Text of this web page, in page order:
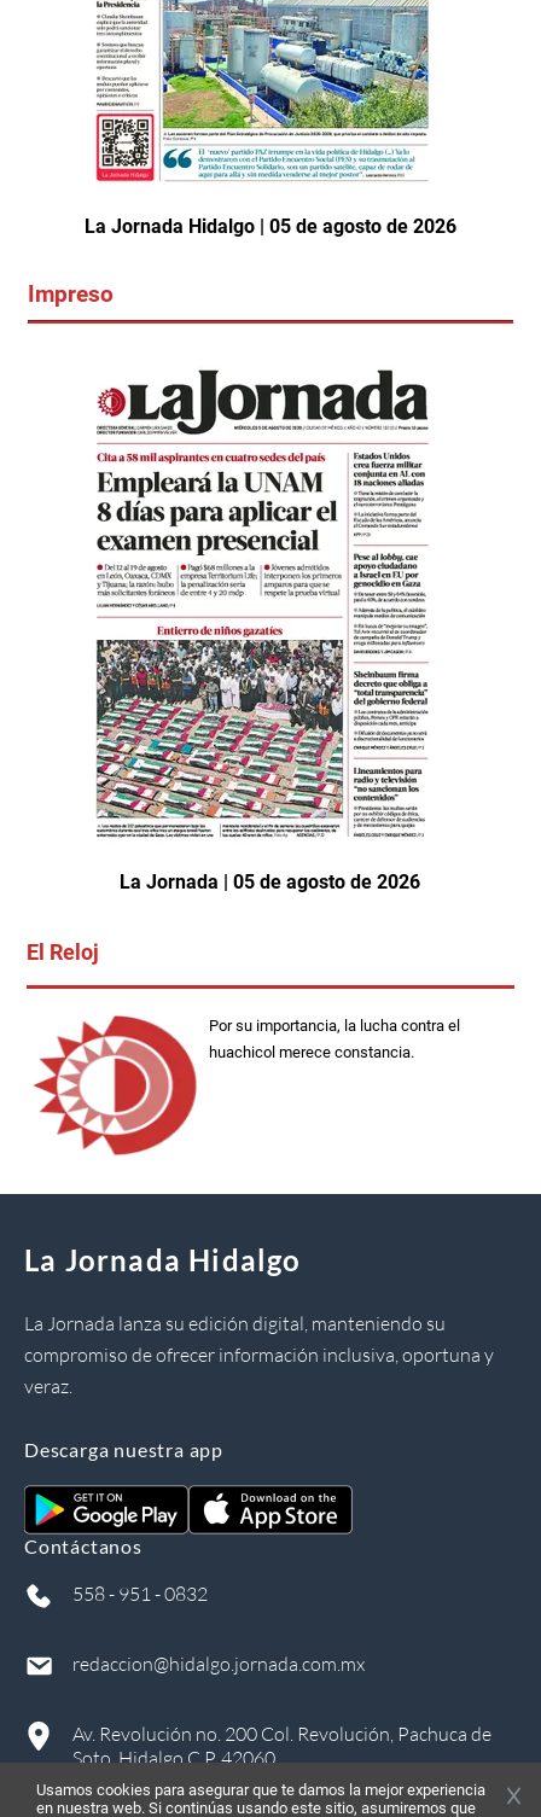
La Jornada Hidalgo | 05 de agosto de 2026
Impreso
La Jornada | 05 de agosto de 2026
El Reloj
Por su importancia, la lucha contra el
huachicol merece constancia.
La Jornada Hidalgo
La Jornada lanza su edición digital, manteniendo su
compromiso de ofrecer información inclusiva, oportuna y
veraz.
Descarga nuestra app
Contáctanos
558 - 951 - 0832
redaccion@hidalgo.jornada.com.mx
Av. Revolución no. 200 Col. Revolución, Pachuca de
Soto, Hidalgo C.P. 42060
Usamos cookies para asegurar que te damos la mejor experiencia
en nuestra web. Si continúas usando este sitio, asumiremos que